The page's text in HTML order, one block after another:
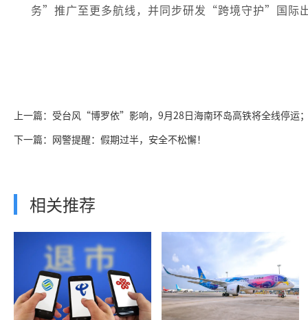
务”推广至更多航线，并同步研发“跨境守护”国际
上一篇：受台风“博罗依”影响，9月28日海南环岛高铁将全线停运
下一篇：网警提醒：假期过半，安全不松懈！
相关推荐